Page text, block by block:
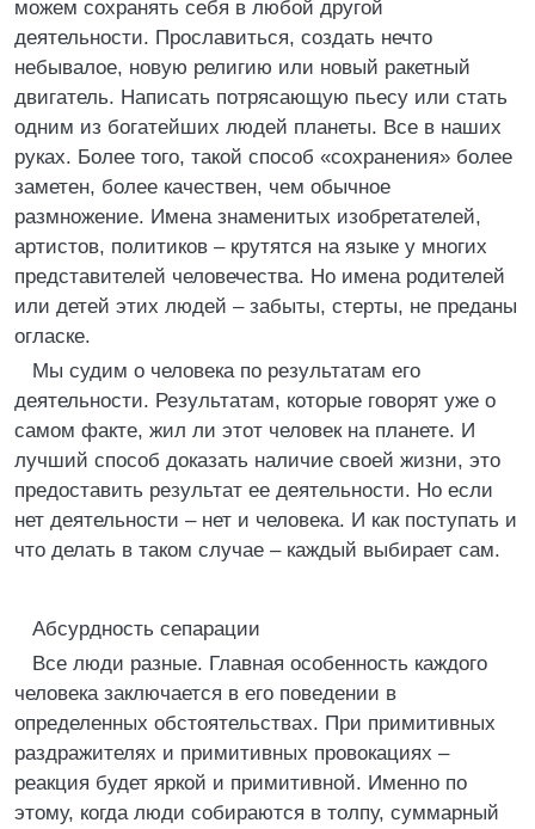
можем сохранять себя в любой другой
деятельности. Прославиться, создать нечто
небывалое, новую религию или новый ракетный
двигатель. Написать потрясающую пьесу или стать
одним из богатейших людей планеты. Все в наших
руках. Более того, такой способ «сохранения» более
заметен, более качествен, чем обычное
размножение. Имена знаменитых изобретателей,
артистов, политиков – крутятся на языке у многих
представителей человечества. Но имена родителей
или детей этих людей – забыты, стерты, не преданы
огласке.
Мы судим о человека по результатам его
деятельности. Результатам, которые говорят уже о
самом факте, жил ли этот человек на планете. И
лучший способ доказать наличие своей жизни, это
предоставить результат ее деятельности. Но если
нет деятельности – нет и человека. И как поступать и
что делать в таком случае – каждый выбирает сам.
Абсурдность сепарации
Все люди разные. Главная особенность каждого
человека заключается в его поведении в
определенных обстоятельствах. При примитивных
раздражителях и примитивных провокациях –
реакция будет яркой и примитивной. Именно по
этому, когда люди собираются в толпу, суммарный